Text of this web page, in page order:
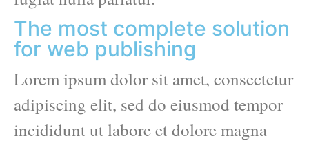
The most complete solution
for web publishing
Lorem ipsum dolor sit amet, consectetur
adipiscing elit, sed do eiusmod tempor
incididunt ut labore et dolore magna